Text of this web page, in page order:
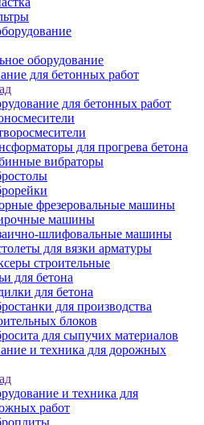
оборудование
для бетонных работ
для бетонных работ
для прогрева бетона
вибраторы
фрезеровальные машины
машины
шлифовальные машины
для вязки арматуры
строительные
для бетона
для бетона
для производства
блоков
для сыпучих материалов
и техника для дорожных
и техника для
работ